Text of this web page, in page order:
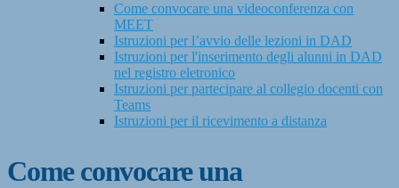
Come convocare una videoconferenza con
MEET
Istruzioni per l’avvio delle lezioni in DAD
Istruzioni per l'inserimento degli alunni in DAD
nel registro eletronico
Istruzioni per partecipare al collegio docenti con
Teams
Istruzioni per il ricevimento a distanza
Come convocare una